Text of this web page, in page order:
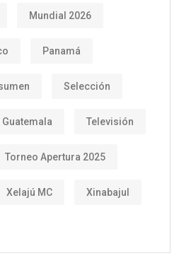
Mundial 2026
Panamá
Selección
Televisión
Torneo Apertura 2025
Xelajú MC Xinabajul